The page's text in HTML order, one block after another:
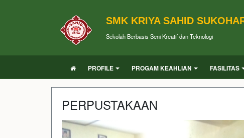
SMK KRIYA SAHID
Sekolah Berbasis Seni Kreatif dan Teknologi
PROFILE PROGAM KEAHLIAN FASILITAS
PERPUSTAKAAN